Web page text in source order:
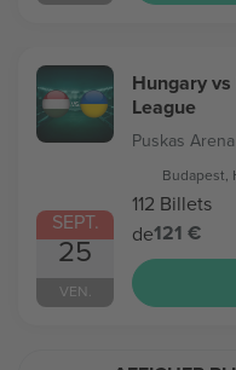
SEPT.
25
VEN.
Hungary
League
Puskas Arena
Budapest,
112 Billets
de121 €